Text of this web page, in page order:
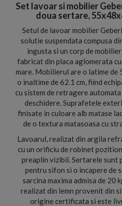
Set lavoar si mobilier
doua sertare,
Setul de lavoar mobilier
solutie suspendata compusa
ingusta si un corp de
fabricat din placa aglomerata
mare. Mobilierul are o latime de
o inaltime de 62.1 cm, fiind
cu sistem de retragere
deschidere. Suprafetele
finisate in culoare alb matase
de o textura matasoasa cu
Lavoarul, realizat din argila
cu un orificiu de robinet
preaplin vizibil. Sertarele sunt
pentru sifon si o incapere de
sarcina maxima admisa de 20
realizat din lemn provenit din
origine certificata si este